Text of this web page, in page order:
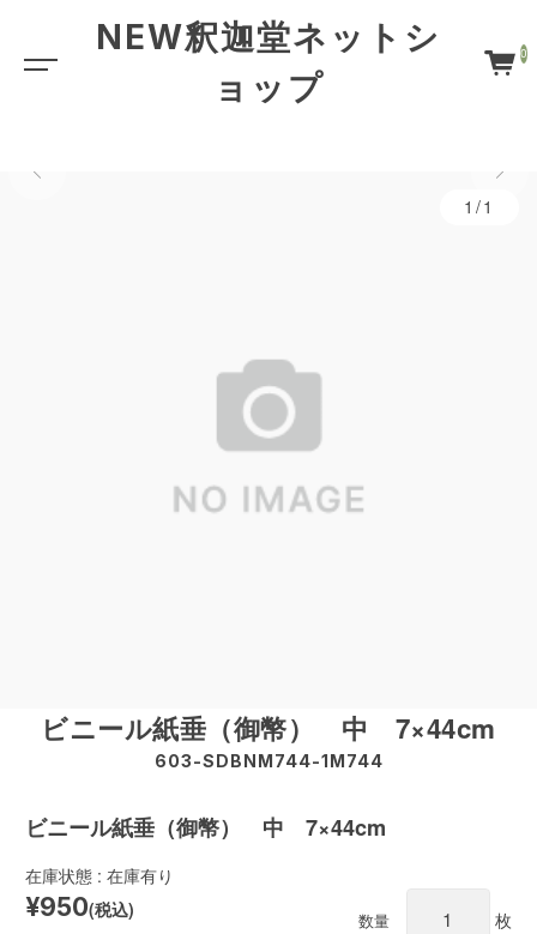
NEW釈迦堂ネットシ
ョップ
0
1/1
ビニール紙垂（御幣） 中 7×44cm
603-SDBNM744-1M744
ビニール紙垂（御幣） 中 7×44cm
在庫状態 : 在庫有り
¥950(税込)
数量 枚